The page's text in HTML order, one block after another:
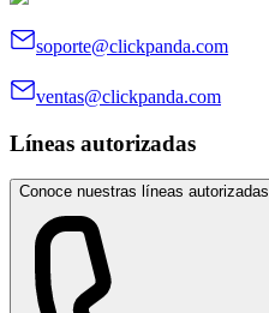
soporte@clickpanda.com
ventas@clickpanda.com
Líneas autorizadas
Conoce nuestras líneas autorizadas